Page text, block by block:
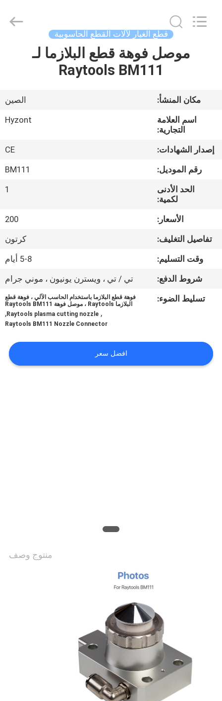
أشرطة
معلومات
في
المعمل
رقابة
جودة
اقتباس
Technologies
Co.,Ltd..
قطع الغيار لآلات القطع الحاسوبية
موصل فوهة قطع البلازما لـ
Raytools BM111
مكان المنشأ:
الصين
اسم العلامة
التجارية:
Hyzont
إصدار الشهادات:
CE
رقم الموديل:
BM111
الحد الأدنى
لكمية:
1
الأسعار:
200
تفاصيل التغليف:
كرتون
وقت التسليم:
5-8 أيام
شروط الدفع:
تي / تي ، ويسترن يونيون ، موني جرام
تسليط الضوء:
فوهة قطع البلازما باستخدام الحاسب الآلي ، فوهة قطع
البلازما Raytools ، موصل فوهة Raytools BM111
,
Raytools plasma cutting nozzle
,
Raytools BM111 Nozzle Connector
افضل سعر
منتوج وصف